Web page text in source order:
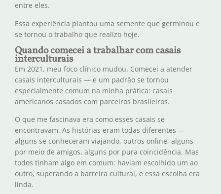
entre eles.
Essa experiência plantou uma semente que germinou e
se tornou o trabalho que realizo hoje.
Quando comecei a trabalhar com casais
interculturais
Em 2021, meu foco clínico mudou. Comecei a atender
casais interculturais — e um padrão se tornou
especialmente comum na minha prática: casais
americanos casados ​​com parceiros brasileiros.
O que me fascinava era como esses casais se
encontravam. As histórias eram todas diferentes —
alguns se conheceram viajando, outros online, alguns
por meio de amigos, alguns por pura coincidência. Mas
todos tinham algo em comum: haviam escolhido um ao
outro, superando a barreira cultural, e essa escolha era
linda.